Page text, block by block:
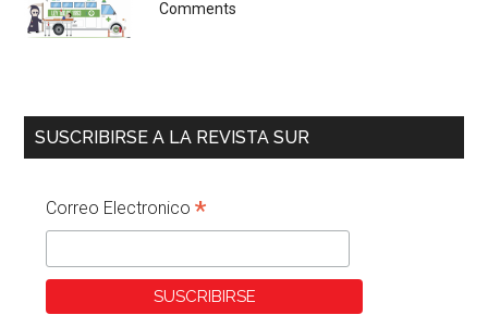
Comments
SUSCRIBIRSE A LA REVISTA SUR
Correo Electronico*